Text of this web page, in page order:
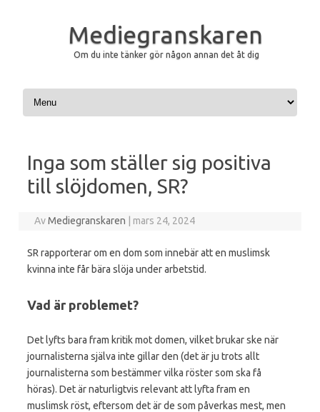
Mediegranskaren
Om du inte tänker gör någon annan det åt dig
Hoppa till innehåll
Inga som ställer sig positiva
till slöjdomen, SR?
AvMediegranskaren mars 24, 2024
SR rapporterar om en dom som innebär att en muslimsk
kvinna inte får bära slöja under arbetstid.
Vad är problemet?
Det lyfts bara fram kritik mot domen, vilket brukar ske när
journalisterna själva inte gillar den (det är ju trots allt
journalisterna som bestämmer vilka röster som ska få
höras). Det är naturligtvis relevant att lyfta fram en
muslimsk röst, eftersom det är de som påverkas mest, men